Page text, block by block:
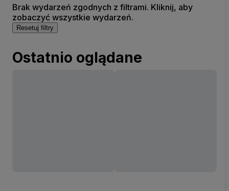
Brak wydarzeń zgodnych z filtrami. Kliknij, aby
zobaczyć wszystkie wydarzeń.
Resetuj filtry
Ostatnio oglądane